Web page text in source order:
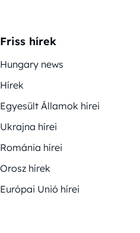
Friss hírek
Hungary news
Hírek
Egyesült Államok hírei
Ukrajna hírei
Románia hírei
Orosz hírek
Európai Unió hírei